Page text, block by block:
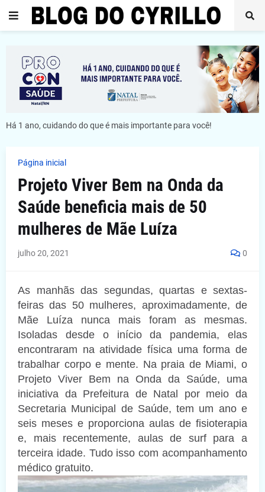
Há 1 ano, cuidando do que é mais importante para você!
Página inicial
Projeto Viver Bem na Onda da
Saúde beneficia mais de 50
mulheres de Mãe Luíza
julho 20, 2021 0
As manhãs das segundas, quartas e sextas-
feiras das 50 mulheres, aproximadamente, de
Mãe Luíza nunca mais foram as mesmas.
Isoladas desde o início da pandemia, elas
encontraram na atividade física uma forma de
trabalhar corpo e mente. Na praia de Miami, o
Projeto Viver Bem na Onda da Saúde, uma
iniciativa da Prefeitura de Natal por meio da
Secretaria Municipal de Saúde, tem um ano e
seis meses e proporciona aulas de fisioterapia
e, mais recentemente, aulas de surf para a
terceira idade. Tudo isso com acompanhamento
médico gratuito.